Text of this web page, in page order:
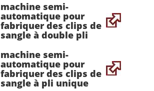
machine semi-
automatique pour
fabriquer des clips de
sangle à double pli
machine semi-
automatique pour
fabriquer des clips de
sangle à pli unique